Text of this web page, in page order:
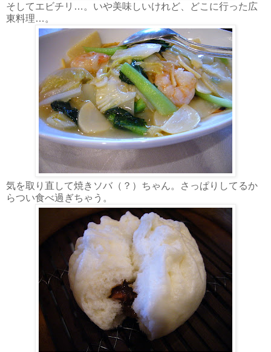
そしてエビチリ…。いや美味しいけれど、どこに行った広
東料理…。
気を取り直して焼きソバ（？）ちゃん。さっぱりしてるか
らつい食べ過ぎちゃう。